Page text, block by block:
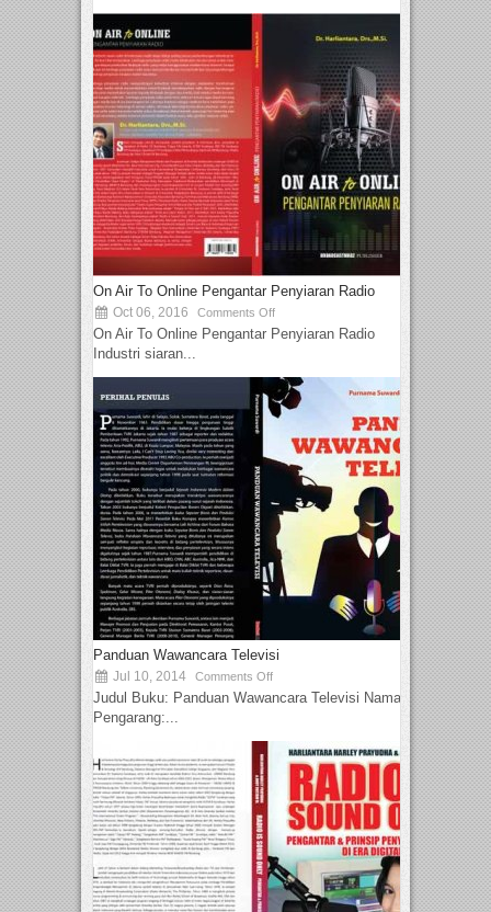
On Air To Online Pengantar Penyiaran Radio
Oct 06, 2016 Comments Off
On Air To Online Pengantar Penyiaran Radio
Industri siaran...
Panduan Wawancara Televisi
Jul 10, 2014 Comments Off
Judul Buku: Panduan Wawancara Televisi Nama
Pengarang:...